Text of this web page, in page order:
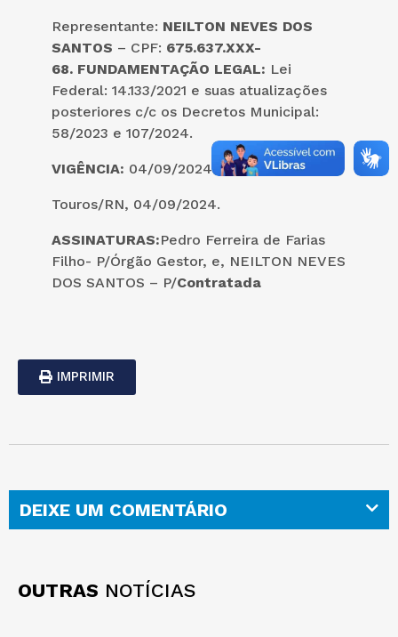
Representante: NEILTON NEVES DOS
SANTOS – CPF: 675.637.XXX-
68. FUNDAMENTAÇÃO LEGAL: Lei
Federal: 14.133/2021 e suas atualizações
posteriores c/c os Decretos Municipal:
58/2023 e 107/2024.
VIGÊNCIA: 04/09/2024 à 03/09/2025.
Touros/RN, 04/09/2024.
ASSINATURAS:Pedro Ferreira de Farias
Filho- P/Órgão Gestor, e, NEILTON NEVES
DOS SANTOS – P/Contratada
IMPRIMIR
DEIXE UM COMENTÁRIO
OUTRAS NOTÍCIAS